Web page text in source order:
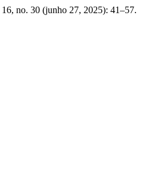
16, no. 30 (junho 27, 2025): 41–57.